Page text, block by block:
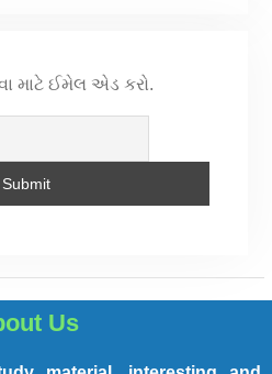
માટે ઈમેલ એડ કરો.
Us